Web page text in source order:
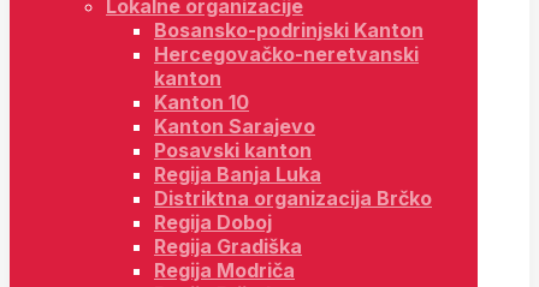
Lokalne organizacije
Bosansko-podrinjski Kanton
Hercegovačko-neretvanski
kanton
Kanton 10
Kanton Sarajevo
Posavski kanton
Regija Banja Luka
Distriktna organizacija Brčko
Regija Doboj
Regija Gradiška
Regija Modriča